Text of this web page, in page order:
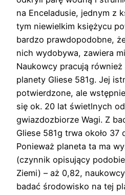
na Enceladusie, jednym z
tym niewielkim księżycu
bardzo prawdopodobne,
nich wydobywa, zawiera
Naukowcy pracują
planety Gliese 581g. Jej
potwierdzone, ale
się ok. 20 lat świetlnych
gwiazdozbiorze Wagi. Z
Gliese 581g trwa około 37
Ponieważ planeta ta ma
(czynnik opisujący
Ziemi) – aż 0,82,
badać środowisko na tej